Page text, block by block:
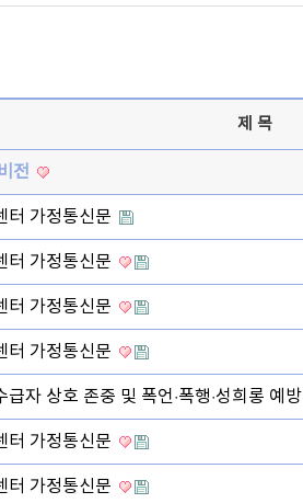
제목
전
터 가정통신문
터 가정통신문
터 가정통신문
터 가정통신문
자 상호 존중 및 폭언·폭행·성희롱 예
터 가정통신문
터 가정통신문